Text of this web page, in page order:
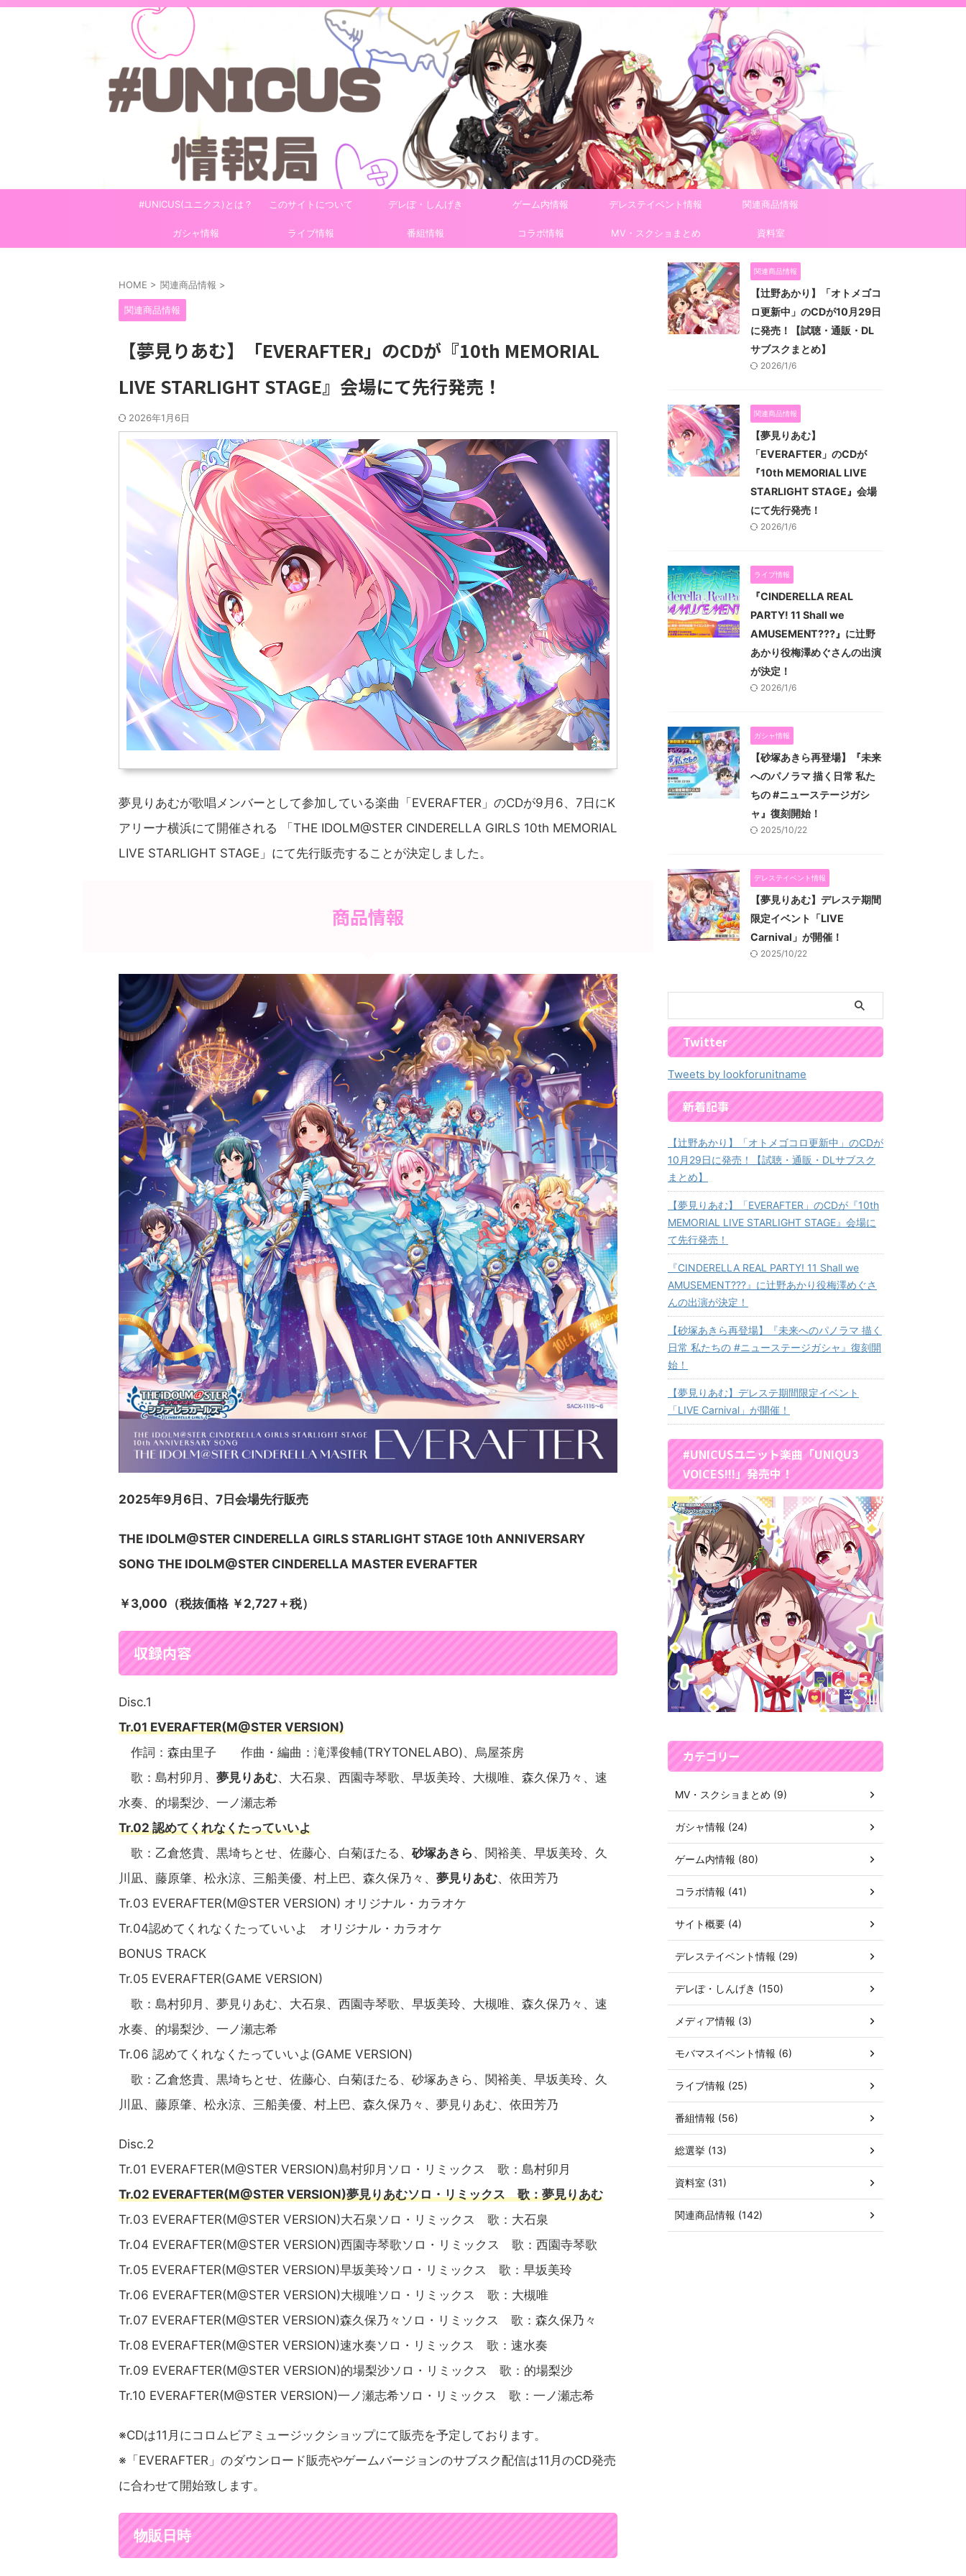
#UNICUS(ユニクス)とは？ このサイトについて デレぽ・しんげき ゲーム内情報 デレステイベント情報 関連商品情報
ガシャ情報 ライブ情報 番組情報 コラボ情報 MV・スクショまとめ 資料室
HOME > 関連商品情報 >
関連商品情報
【夢見りあむ】「EVERAFTER」のCDが『10th MEMORIAL
LIVE STARLIGHT STAGE』会場にて先行発売！
2026年1月6日
夢見りあむが歌唱メンバーとして参加している楽曲「EVERAFTER」のCDが9月6、7日にK
アリーナ横浜にて開催される 「THE IDOLM@STER CINDERELLA GIRLS 10th MEMORIAL
LIVE STARLIGHT STAGE」にて先行販売することが決定しました。
商品情報
2025年9月6日、7日会場先行販売
THE IDOLM@STER CINDERELLA GIRLS STARLIGHT STAGE 10th ANNIVERSARY
SONG THE IDOLM@STER CINDERELLA MASTER EVERAFTER
￥3,000（税抜価格 ￥2,727＋税）
収録内容
Disc.1
Tr.01 EVERAFTER(M@STER VERSION)
作詞：森由里子 作曲・編曲：滝澤俊輔(TRYTONELABO)、烏屋茶房
歌：島村卯月、 夢見りあむ、大石泉、西園寺琴歌、早坂美玲、大槻唯、森久保乃々、速
水奏、的場梨沙、一ノ瀬志希
Tr.02 認めてくれなくたっていいよ
歌：乙倉悠貴、黒埼ちとせ、佐藤心、白菊ほたる、 砂塚あきら 、関裕美、早坂美玲、久
川凪、藤原肇、松永涼、三船美優、村上巴、森久保乃々、 夢見りあむ、依田芳乃
Tr.03 EVERAFTER(M@STER VERSION) オリジナル・カラオケ
Tr.04認めてくれなくたっていいよ オリジナル・カラオケ
BONUS TRACK
Tr.05 EVERAFTER(GAME VERSION)
歌：島村卯月、夢見りあむ、大石泉、西園寺琴歌、早坂美玲、大槻唯、森久保乃々、速
水奏、的場梨沙、一ノ瀬志希
Tr.06 認めてくれなくたっていいよ(GAME VERSION)
歌：乙倉悠貴、黒埼ちとせ、佐藤心、白菊ほたる、砂塚あきら、関裕美、早坂美玲、久
川凪、藤原肇、松永涼、三船美優、村上巴、森久保乃々、夢見りあむ、依田芳乃
Disc.2
Tr.01 EVERAFTER(M@STER VERSION)島村卯月ソロ・リミックス 歌：島村卯月
Tr.02 EVERAFTER(M@STER VERSION)夢見りあむソロ・リミックス 歌：夢見りあむ
Tr.03 EVERAFTER(M@STER VERSION)大石泉ソロ・リミックス 歌：大石泉
Tr.04 EVERAFTER(M@STER VERSION)西園寺琴歌ソロ・リミックス 歌：西園寺琴歌
Tr.05 EVERAFTER(M@STER VERSION)早坂美玲ソロ・リミックス 歌：早坂美玲
Tr.06 EVERAFTER(M@STER VERSION)大槻唯ソロ・リミックス 歌：大槻唯
Tr.07 EVERAFTER(M@STER VERSION)森久保乃々ソロ・リミックス 歌：森久保乃々
Tr.08 EVERAFTER(M@STER VERSION)速水奏ソロ・リミックス 歌：速水奏
Tr.09 EVERAFTER(M@STER VERSION)的場梨沙ソロ・リミックス 歌：的場梨沙
Tr.10 EVERAFTER(M@STER VERSION)一ノ瀬志希ソロ・リミックス 歌：一ノ瀬志希
※CDは11月にコロムビアミュージックショップにて販売を予定しております。
※「EVERAFTER」のダウンロード販売やゲームバージョンのサブスク配信は11月のCD発売
に合わせて開始致します。
物販日時
関連商品情報
【辻野あかり】「オトメゴコ
ロ更新中」のCDが10月29日
に発売！【試聴・通販・DL
サブスクまとめ】
2026/1/6
関連商品情報
【夢見りあむ】
「EVERAFTER」のCDが
『10th MEMORIAL LIVE
STARLIGHT STAGE』会場
にて先行発売！
2026/1/6
ライブ情報
『CINDERELLA REAL
PARTY! 11 Shall we
AMUSEMENT???』に辻野
あかり役梅澤めぐさんの出演
が決定！
2026/1/6
ガシャ情報
【砂塚あきら再登場】『未来
へのパノラマ 描く日常 私た
ちの #ニューステージガシ
ャ』復刻開始！
2025/10/22
デレステイベント情報
【夢見りあむ】デレステ期間
限定イベント「LIVE
Carnival」が開催！
2025/10/22
Twitter
Tweets by lookforunitname
新着記事
【辻野あかり】「オトメゴコロ更新中」のCDが
10月29日に発売！【試聴・通販・DLサブスク
まとめ】
【夢見りあむ】「EVERAFTER」のCDが『10th
MEMORIAL LIVE STARLIGHT STAGE』会場に
て先行発売！
『CINDERELLA REAL PARTY! 11 Shall we
AMUSEMENT???』に辻野あかり役梅澤めぐさ
んの出演が決定！
【砂塚あきら再登場】『未来へのパノラマ 描く
日常 私たちの #ニューステージガシャ』復刻開
始！
【夢見りあむ】デレステ期間限定イベント
「LIVE Carnival」が開催！
#UNICUSユニット楽曲「UNIQU3
VOICES!!!」発売中！
カテゴリー
MV・スクショまとめ (9)
ガシャ情報 (24)
ゲーム内情報 (80)
コラボ情報 (41)
サイト概要 (4)
デレステイベント情報 (29)
デレぽ・しんげき (150)
メディア情報 (3)
モバマスイベント情報 (6)
ライブ情報 (25)
番組情報 (56)
総選挙 (13)
資料室 (31)
関連商品情報 (142)